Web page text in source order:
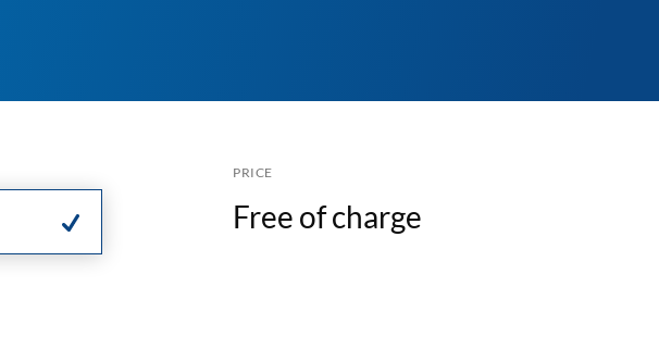
PRICE
Free of charge